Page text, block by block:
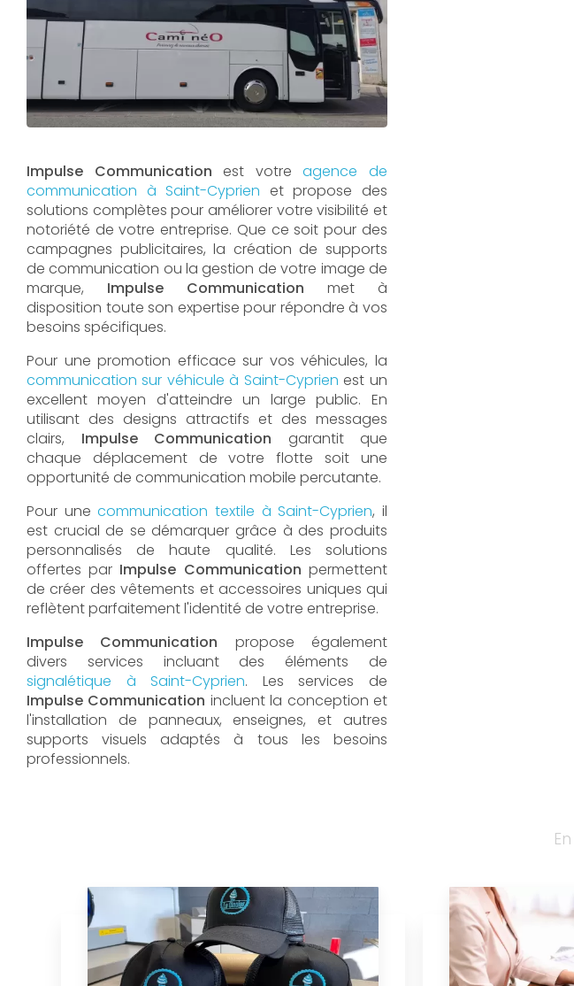
Impulse Communication est votreagence de
communication à Saint-Cyprien et propose des
solutions complètes pour améliorer votre visibilité et
notoriété de votre entreprise. Que ce soit pour des
campagnes publicitaires, la création de supports
de communication ou la gestion de votre image de
marque, Impulse Communication met à
disposition toute son expertise pour répondre à vos
besoins spécifiques.
Pour une promotion efficace sur vos véhicules, la
communication sur véhicule à Saint-Cyprien est un
excellent moyen d'atteindre un large public. En
utilisant des designs attractifs et des messages
clairs, Impulse Communication garantit que
chaque déplacement de votre flotte soit une
opportunité de communication mobile percutante.
Pour unecommunication textile à Saint-Cyprien, il
est crucial de se démarquer grâce à des produits
personnalisés de haute qualité. Les solutions
offertes par Impulse Communication permettent
de créer des vêtements et accessoires uniques qui
reflètent parfaitement l'identité de votre entreprise.
Impulse Communication propose également
divers services incluant des éléments de
signalétique à Saint-Cyprien. Les services de
Impulse Communication incluent la conception et
l'installation de panneaux, enseignes, et autres
supports visuels adaptés à tous les besoins
professionnels.